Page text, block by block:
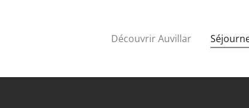
Découvrir Auvillar